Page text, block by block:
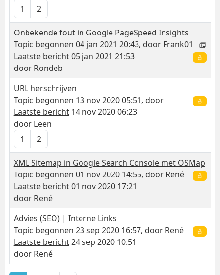
1
2
Onbekende fout in Google PageSpeed Insights
Topic begonnen 04 jan 2021 20:43, door Frank01
Laatste bericht05 jan 2021 21:53
door Rondeb
URL herschrijven
Topic begonnen 13 nov 2020 05:51, door
Laatste bericht14 nov 2020 06:23
door Leen
1
2
XML Sitemap in Google Search Console met OSMap
Topic begonnen 01 nov 2020 14:55, door René
Laatste bericht01 nov 2020 17:21
door René
Advies (SEO) | Interne Links
Topic begonnen 23 sep 2020 16:57, door René
Laatste bericht24 sep 2020 10:51
door René